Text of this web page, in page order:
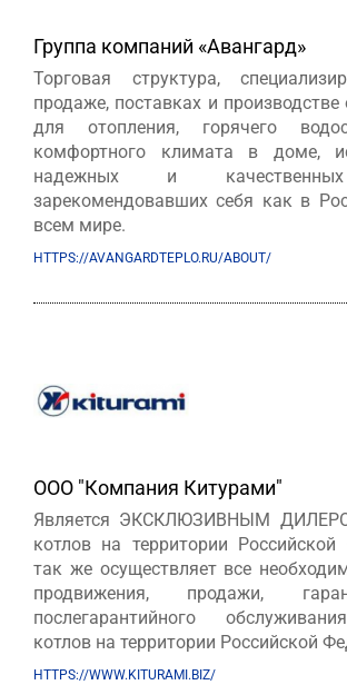
Группа компаний «Авангард»
Торговая структура,
продаже, поставках и производстве
для отопления, горячего
комфортного климата в доме,
надежных и
зарекомендовавших себя как в
всем мире.
HTTPS://AVANGARDTEPLO.RU/ABOUT/
ООО "Компания Китурами"
Является ЭКСКЛЮЗИВНЫМ
котлов на территории
так же осуществляет все
продвижения, продажи,
послегарантийного
котлов на территории Российской
HTTPS://WWW.KITURAMI.BIZ/